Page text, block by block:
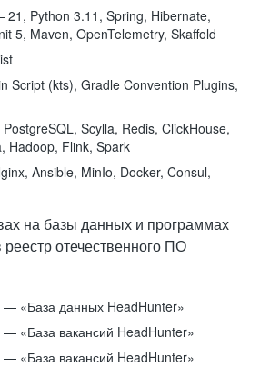
Python 3.11, Spring, Hibernate,
5, Maven, OpenTelemetry, Skaffold
Script (kts), Gradle Convention Plugins,
PostgreSQL, Scylla, Redis, ClickHouse,
Hadoop, Flink, Spark
Ansible, MinIo, Docker, Consul,
на базы данных и программах
отечественного ПО
«База данных HeadHunter»
«База вакансий HeadHunter»
«База вакансий HeadHunter»